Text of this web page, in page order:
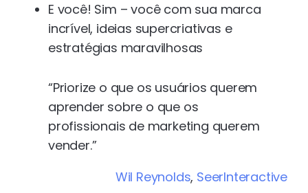
E você! Sim – você com sua marca
incrível, ideias supercriativas e
estratégias maravilhosas
“Priorize o que os usuários querem
aprender sobre o que os
profissionais de marketing querem
vender.”
Wil Reynolds, SeerInteractive